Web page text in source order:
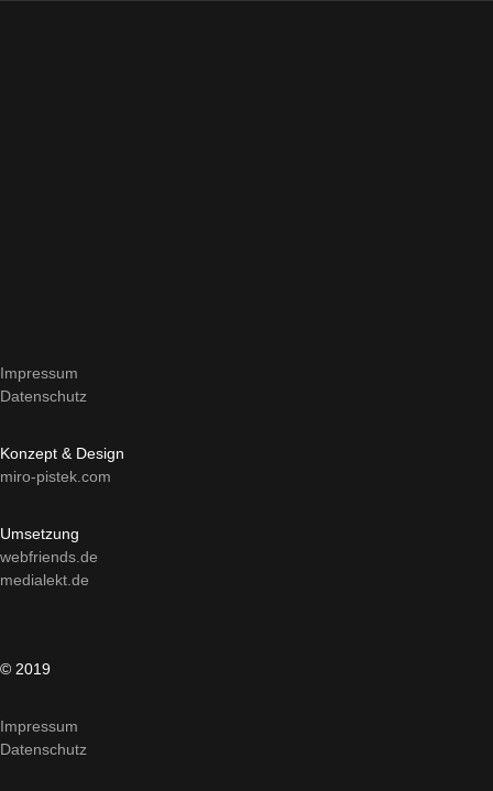
Impressum
Datenschutz
Konzept & Design
miro-pistek.com
Umsetzung
webfriends.de
medialekt.de
© 2019
Impressum
Datenschutz